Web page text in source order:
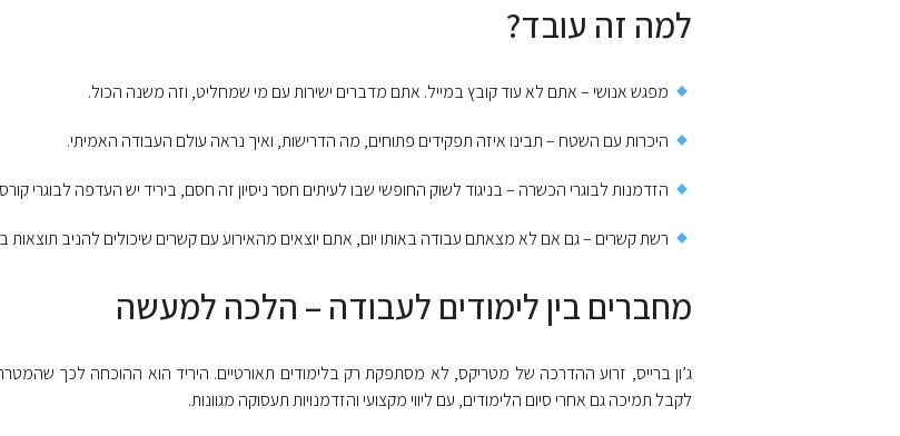
למה זה עובד?
מפגש אנושי – אתם לא עוד קובץ במייל. אתם מדברים ישירות עם מי שמחליט, וזה משנה הכול.
היכרות עם השטח – תבינו איזה תפקידים פתוחים, מה הדרישות, ואיך נראה עולם העבודה האמיתי.
הזדמנות לבוגרי הכשרה – בניגוד לשוק החופשי שבו לעיתים חסר ניסיון זה חסם, ביריד יש העדפה לבוגרי
רשת קשרים – גם אם לא מצאתם עבודה באותו יום, אתם יוצאים מהאירוע עם קשרים שיכולים להניב תוצאות
מחברים בין לימודים לעבודה – הלכה למעשה
ג’ון ברייס, זרוע ההדרכה של מטריקס, לא מסתפקת רק בלימודים תאורטיים. היריד הוא ההוכחה לכך
לקבל תמיכה גם אחרי סיום הלימודים, עם ליווי מקצועי והזדמנויות תעסוקה מגוונות.